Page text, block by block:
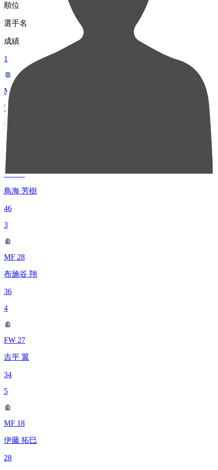
順位
選手名
成績
1
MF 7
荒木 翔
53
2
MF 10
鳥海 芳樹
46
3
MF 28
布施谷 翔
36
4
FW 27
吉平 翼
34
5
MF 18
伊藤 拓巳
28